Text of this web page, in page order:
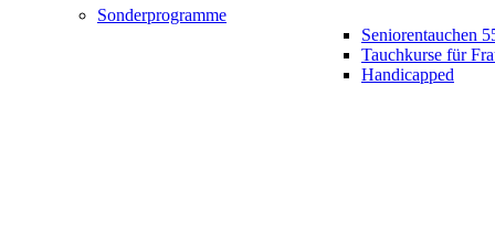
Sonderprogramme
Seniorentauchen
Tauchkurse für
Handicapped